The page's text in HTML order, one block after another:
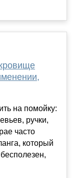
на помойку:
ручки,
часто
который